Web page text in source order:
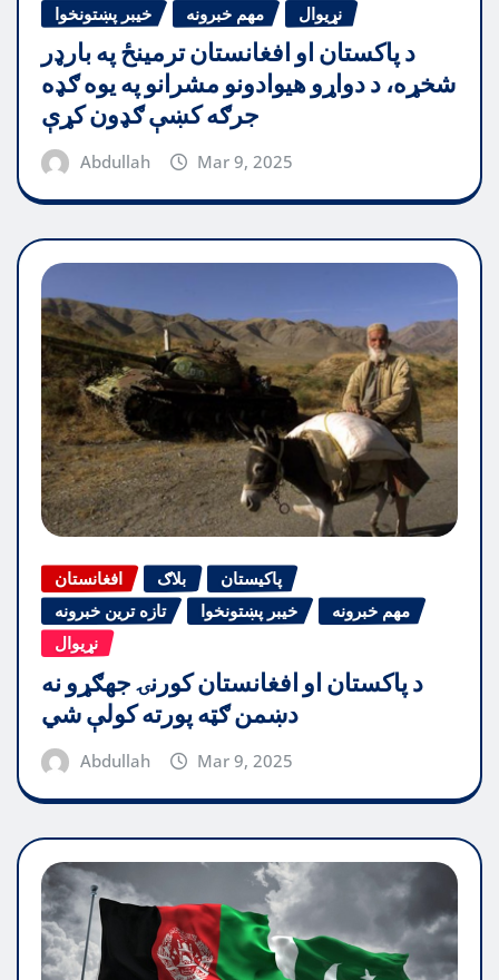
خیبر پښتونخوا
مهم خبرونه نړیوال
د پاکستان او افغانستان ترمینځ په بارډر
شخړه، د دواړو هیوادونو مشرانو په یوه ګډه
جرګه کښې ګډون کړې
Abdullah Mar 9, 2025
افغانستان بلاګ
پاکیستان
تازه ترین خبرونه
خیبر پښتونخوا
مهم خبرونه
نړیوال
د پاکستان او افغانستان کورنۍ جهګړو نه
دښمن ګټه پورته کولې شي
Abdullah Mar 9, 2025